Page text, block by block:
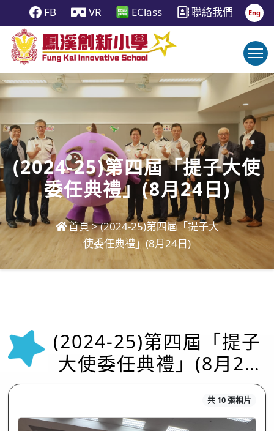
FB VR EClass 聯絡我們 Eng
(2024-25)第四屆「提子大使
委任典禮」(8月24日)
首頁>(2024-25)第四屆「提子大
使委任典禮」(8月24日)
(2024-25)第四屆「提子
大使委任典禮」(8月24
日)
共 10 張相片